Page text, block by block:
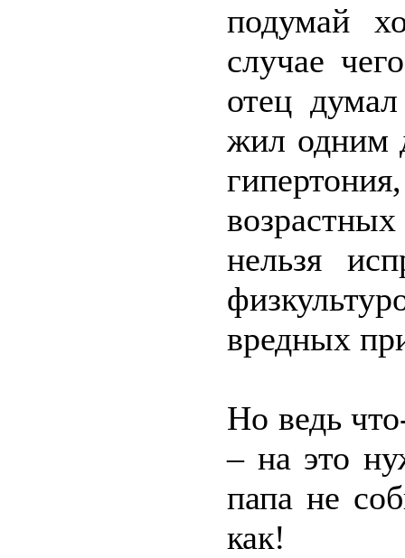
подумай
случае
отец
жил одним
нельзя
вредных
Но ведь
– на это
папа не
как!